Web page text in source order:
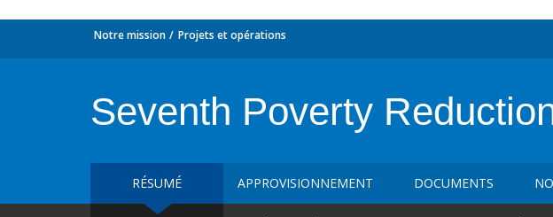
Notre mission Projets et opérations
Seventh Poverty
RÉSUMÉ APPROVISIONNEMENT DOCUMENTS